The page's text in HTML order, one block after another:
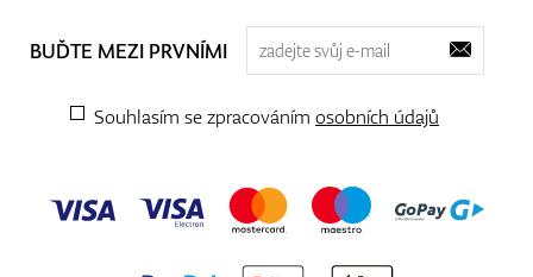
BUĎTE MEZI PRVNÍMI
Souhlasím se zpracováním osobních údajů